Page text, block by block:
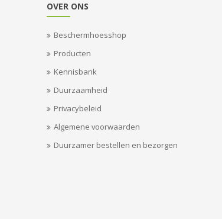
OVER ONS
Beschermhoesshop
Producten
Kennisbank
Duurzaamheid
Privacybeleid
Algemene voorwaarden
Duurzamer bestellen en bezorgen